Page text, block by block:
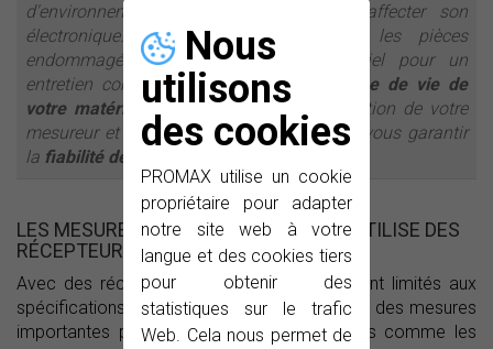
Nous
utilisons
des cookies
PROMAX utilise un cookie
propriétaire pour adapter
notre site web à votre
langue et des cookies tiers
pour obtenir des
statistiques sur le trafic
Web. Cela nous permet de
d'environnements sévères qui peuvent affecter son
électronique.Notre SAVvous envoie les pièces
endommagées ou récupère votre matériel pour un
entretien complet,tout le long de la durée de vie de
votre matériel
. Nous effectuons la calibration de votre
mesureur et fournissons un certificat pour vous garantir
la fiabilité des résultats
LES MESUREURS DE CHAMP PROMAX UTILISE DES
RÉCEPTEURS TV PROFESSIONNELS
Avec des récepteurs grand public, ils seraient limités aux
spécifications hardware des constructeurs et des mesures
importantes pour les installateurs d'antennes comme les